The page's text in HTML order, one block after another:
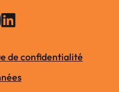
de confidentialité